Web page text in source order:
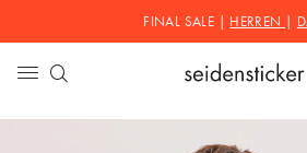
FINAL SALE | HERREN